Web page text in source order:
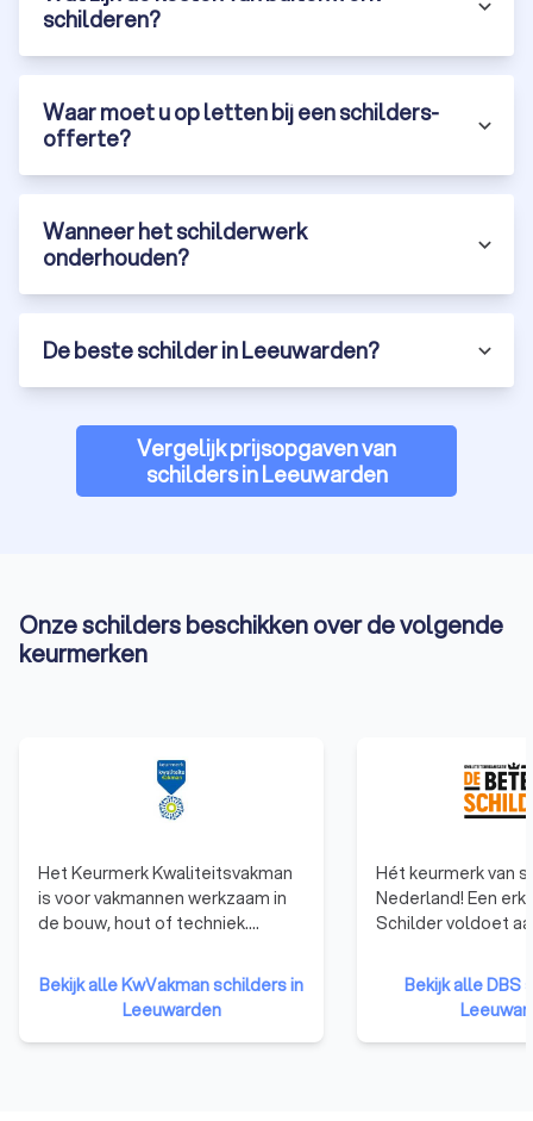
schilderen?
Waar moet u op letten bij een schilders-
offerte?
Wanneer het schilderwerk
onderhouden?
De beste schilder in Leeuwarden?
Vergelijk prijsopgaven van
schilders in Leeuwarden
Onze schilders beschikken over de volgende
keurmerken
Het Keurmerk Kwaliteitsvakman
is voor vakmannen werkzaam in
de bouw, hout of techniek.
minimaal 5 jaar werkervaring
hebben of een relevant
vakdiploma en 2 jaar
werkervaring. Met een vakman
Bekijk alle KwVakman schilders in
Leeuwarden
Hét keurmerk van
Nederland! Een erkend Betere
Schilder voldoet
opdrachtgevers
ze gekozen
echte vakman.
vak en gaat voor
Bekijk alle DBS